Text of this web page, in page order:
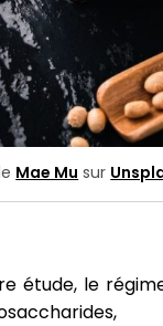
Mae Mu sur
étude, le